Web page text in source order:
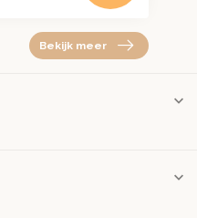
Bekijk meer